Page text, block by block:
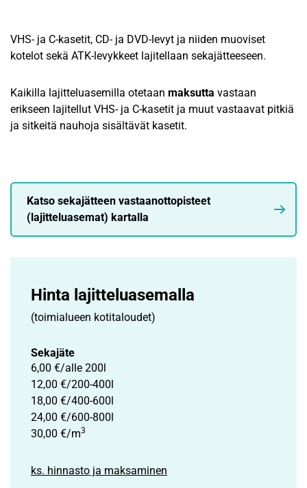
VHS- ja C-kasetit, CD- ja DVD-levyt ja niiden muoviset
kotelot sekä ATK-levykkeet lajitellaan sekajätteeseen.
Kaikilla lajitteluasemilla otetaan maksutta vastaan
erikseen lajitellut VHS- ja C-kasetit ja muut vastaavat pitkiä
ja sitkeitä nauhoja sisältävät kasetit.
Katso sekajätteen vastaanottopisteet
(lajitteluasemat) kartalla
Hinta lajittelu­asemalla
(toimialueen kotitaloudet)
Sekajäte
6,00 €/alle 200l
12,00 €/200-400l
18,00 €/400-600l
24,00 €/600-800l
30,00 €/m3
ks. hinnasto ja maksaminen